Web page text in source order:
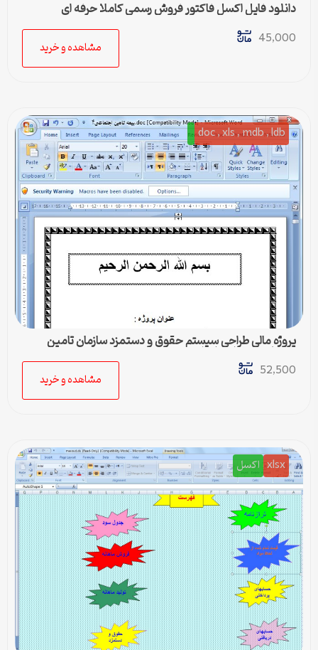
دانلود فایل اکسل فاکتور فروش رسمی کاملا حرفه ای
45,000
مشاهده و خرید
doc , xls , mdb , ldb
پروژه مالی طراحي سيستم حقوق و دستمزد سازمان تامين
اجتماعی ورد، اکسل، اکسس
52,500
مشاهده و خرید
xlsx اکسل